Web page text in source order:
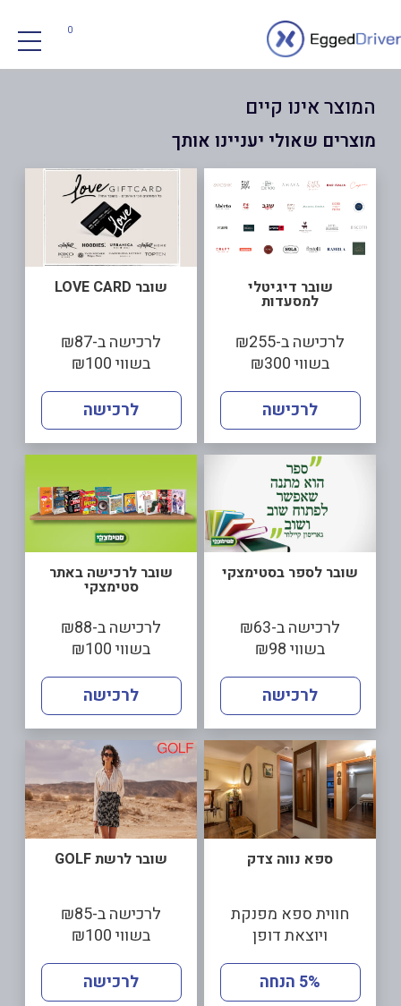
0
המוצר אינו קיים
מוצרים שאולי יעניינו אותך
שובר דיגיטלי
למסעדות
לרכישה ב-₪255
בשווי ₪300
לרכישה
שובר LOVE CARD
לרכישה ב-₪87
בשווי ₪100
לרכישה
שובר לספר בסטימצקי
לרכישה ב-₪63
בשווי ₪98
לרכישה
שובר לרכישה באתר
סטימצקי
לרכישה ב-₪88
בשווי ₪100
לרכישה
ספא נווה צדק
חווית ספא מפנקת
ויוצאת דופן
5% הנחה
שובר לרשת GOLF
לרכישה ב-₪85
בשווי ₪100
לרכישה